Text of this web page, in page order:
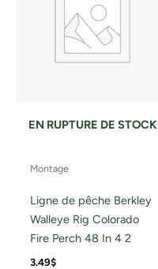
EN RUPTURE DE STOCK
Montage
Ligne de pêche Berkley
Walleye Rig Colorado
Fire Perch 48 In 4 2
3.49$